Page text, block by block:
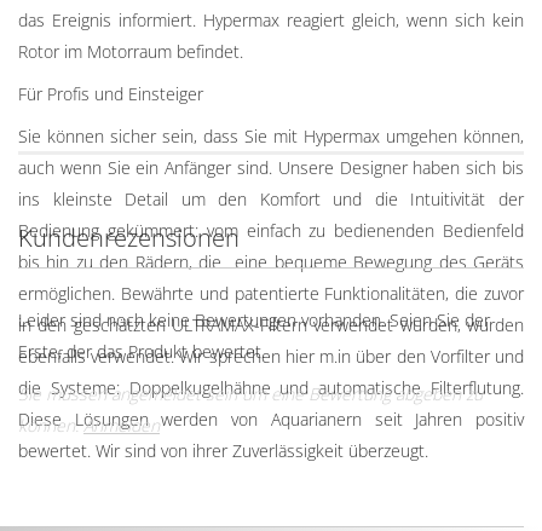
das Ereignis informiert. Hypermax reagiert gleich, wenn sich kein
Rotor im Motorraum befindet.
Für Profis und Einsteiger
Sie können sicher sein, dass Sie mit Hypermax umgehen können,
auch wenn Sie ein Anfänger sind. Unsere Designer haben sich bis
ins kleinste Detail um den Komfort und die Intuitivität der
Bedienung gekümmert: vom einfach zu bedienenden Bedienfeld
bis hin zu den Rädern, dieeine bequeme Bewegung des Geräts
ermöglichen. Bewährte und patentierte Funktionalitäten, die zuvor
in den geschätzten ULTRAMAX-Filtern verwendet wurden, wurden
ebenfalls verwendet. Wir sprechen hier m.in über den Vorfilter und
die Systeme: Doppelkugelhähne und automatische Filterflutung.
Diese Lösungen werden von Aquarianern seit Jahren positiv
bewertet. Wir sind von ihrer Zuverlässigkeit überzeugt.
Kundenrezensionen
Leider sind noch keine Bewertungen vorhanden. Seien Sie der
Erste, der das Produkt bewertet.
Sie müssen angemeldet sein um eine Bewertung abgeben zu
können.Anmelden